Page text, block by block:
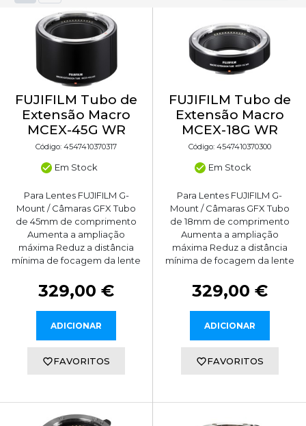
FUJIFILM Tubo de
Extensão Macro
MCEX-45G WR
Código: 4547410370317
Em Stock
Para Lentes FUJIFILM G-
Mount / Câmaras GFX Tubo
de 45mm de comprimento
Aumenta a ampliação
máxima Reduz a distância
mínima de focagem da lente
329,00 €
ADICIONAR
FAVORITOS
FUJIFILM Tubo de
Extensão Macro
MCEX-18G WR
Código: 4547410370300
Em Stock
Para Lentes FUJIFILM G-
Mount / Câmaras GFX Tubo
de 18mm de comprimento
Aumenta a ampliação
máxima Reduz a distância
mínima de focagem da lente
329,00 €
ADICIONAR
FAVORITOS